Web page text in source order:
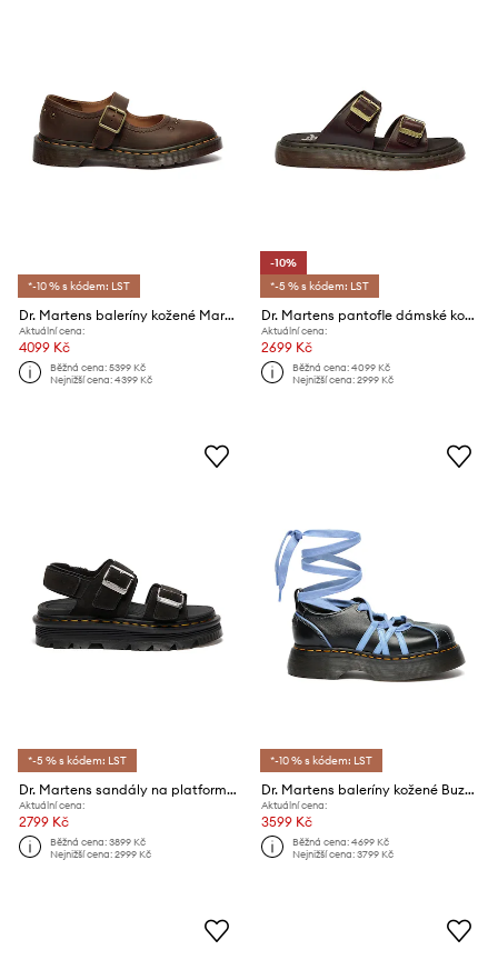
*-10 % s kódem: LST
Dr. Martens baleríny kožené Mary Jane Flower
Aktuální cena:
4099 Kč
Běžná cena:5399 Kč
Nejnižší cena:4399 Kč
-10%
*-5 % s kódem: LST
Dr. Martens pantofle dámské kožené Josef
Aktuální cena:
2699 Kč
Běžná cena:4099 Kč
Nejnižší cena:2999 Kč
*-5 % s kódem: LST
Dr. Martens sandály na platformě dámské semišové ZebZag Sandal
Aktuální cena:
2799 Kč
Běžná cena:3899 Kč
Nejnižší cena:2999 Kč
*-10 % s kódem: LST
Dr. Martens baleríny kožené Buzz Ballerina Lace Up Shoe
Aktuální cena:
3599 Kč
Běžná cena:4699 Kč
Nejnižší cena:3799 Kč